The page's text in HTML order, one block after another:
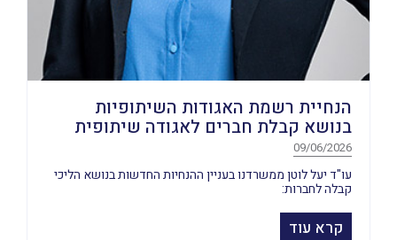
הנחיית רשמת האגודות השיתופיות
בנושא קבלת חברים לאגודה שיתופית
09/06/2026
עו"ד יעל לוטן ממשרדנו בעניין ההנחיות החדשות בנושא הליכי
קבלה לחברות:
קרא עוד